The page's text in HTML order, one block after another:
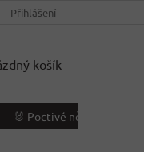
MÍSTO
Přihlášení
košík
🐰 Poctivé německé